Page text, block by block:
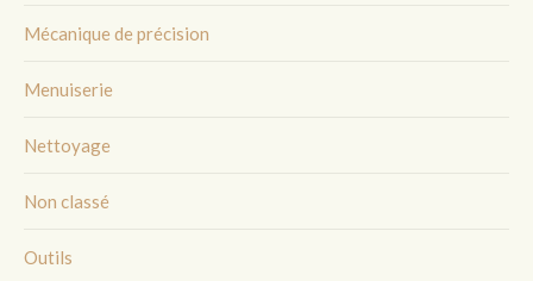
Mécanique de précision
Menuiserie
Nettoyage
Non classé
Outils